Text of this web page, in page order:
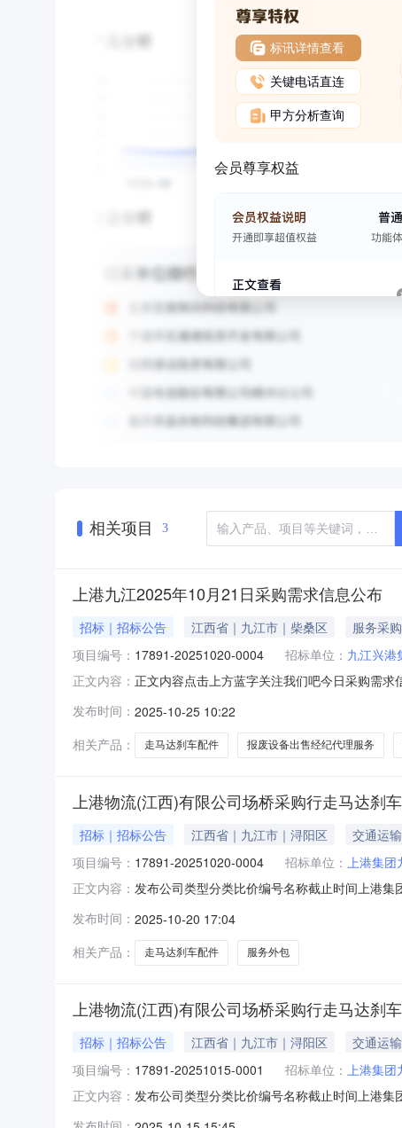
标讯详情查看
关键电话直连
甲方分析查询
会员尊享权益
相关项目 3
上港九江2025年10月21日采购需求信息公布
招标｜招标公告 江西省｜九江市｜柴桑区 服务采购
项目编号： 17891-20251020-0004 招标单位： 九江兴港
正文内容： 正文内容点击上方蓝字关注我们吧今日采购需
调故障维修项目17891-20251021-0001九江兴港
发布时间： 2025-10-25 10:22
相关产品：
走马达刹车配件 报废设备出售经纪代理服务
上港物流(江西)有限公司场桥采购行走马达刹
招标｜招标公告 江西省｜九江市｜浔阳区 交通运输
项目编号： 17891-20251020-0004 招标单位： 上港集
正文内容： 发布公司类型分类比价编号名称截止时间上港
发布时间： 2025-10-20 17:04
相关产品：
走马达刹车配件 服务外包
上港物流(江西)有限公司场桥采购行走马达刹
招标｜招标公告 江西省｜九江市｜浔阳区 交通运输
项目编号： 17891-20251015-0001 招标单位： 上港集
正文内容： 发布公司类型分类比价编号名称截止时间上港